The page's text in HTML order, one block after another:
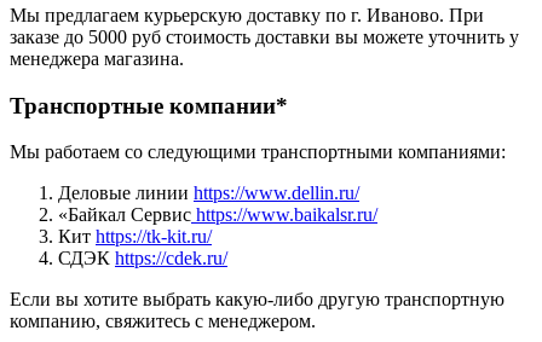
Мы предлагаем курьерскую доставку по г. Иваново. При
заказе до 5000 руб стоимость доставки вы можете уточнить у
менеджера магазина.
Транспортные компании*
Мы работаем со следующими транспортными компаниями:
Деловые линии https://www.dellin.ru/
«Байкал Сервис https://www.baikalsr.ru/
Кит https://tk-kit.ru/
СДЭК https://cdek.ru/
Если вы хотите выбрать какую-либо другую транспортную
компанию, свяжитесь с менеджером.